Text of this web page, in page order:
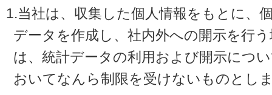
1.当社は、収集した個人情報をもとに、
データを作成し、社内外への開示を行
は、統計データの利用および開示につ
おいてなんら制限を受けないものとし